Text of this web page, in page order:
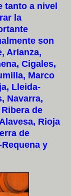
tanto a nivel
la
son
Arlanza,
Cigales,
Marco
Lleida-
Navarra,
de
Rioja
de
y